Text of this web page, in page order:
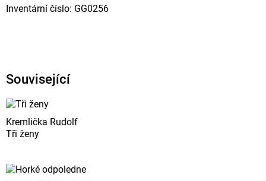
Inventární číslo: GG0256
Související
Kremlička Rudolf
Tři ženy